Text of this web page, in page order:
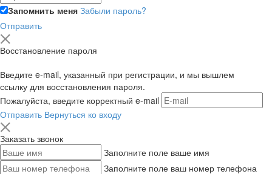
Запомнить меня Забыли пароль?
Отправить
Восстановление пароля
Введите e-mail, указанный при регистрации, и мы вышлем
ссылку для восстановления пароля.
Пожалуйста, введите корректный e-mail
Отправить Вернуться ко входу
Заказать звонок
Заполните поле ваше имя
Заполните поле ваш номер телефона